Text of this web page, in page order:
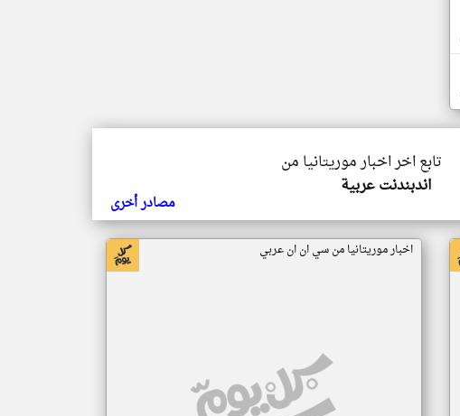
تابع اخر اخبار موريتانيا من
اندبندنت عربية
مصادر أخرى
اخبار موريتانيا من سي ان ان عربي